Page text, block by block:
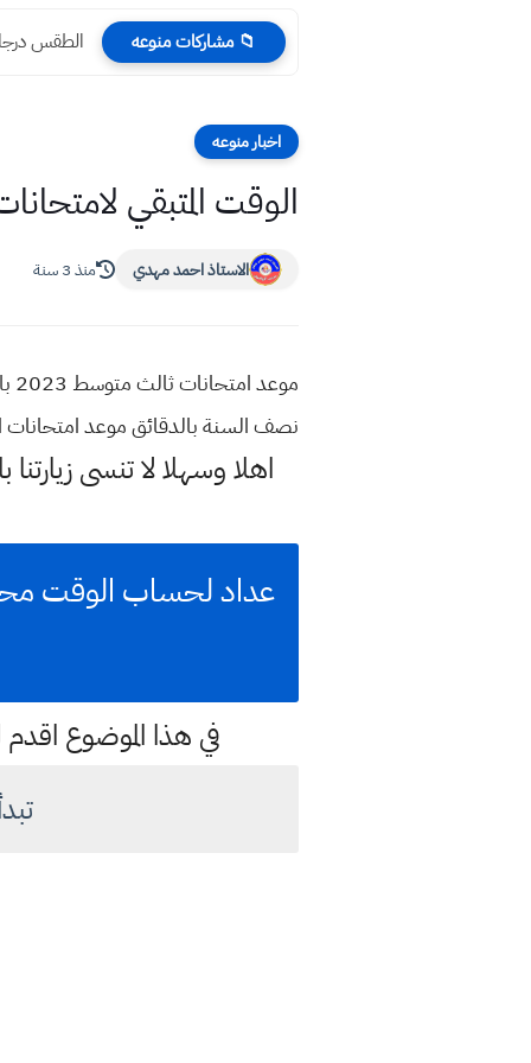
📁 مشاركات منوعه الطقس
اخبار منوعه
الوقت المتبقي لامتحانات الثالث المتوسط 2023
الاستاذ احمد مهدي منذ 3 سنة
نصف السنة بالدقائق موعد امتحانات المتوسطة 2023 في
اهلا وسهلالا تنسى
في هذا الموضوع اقدم